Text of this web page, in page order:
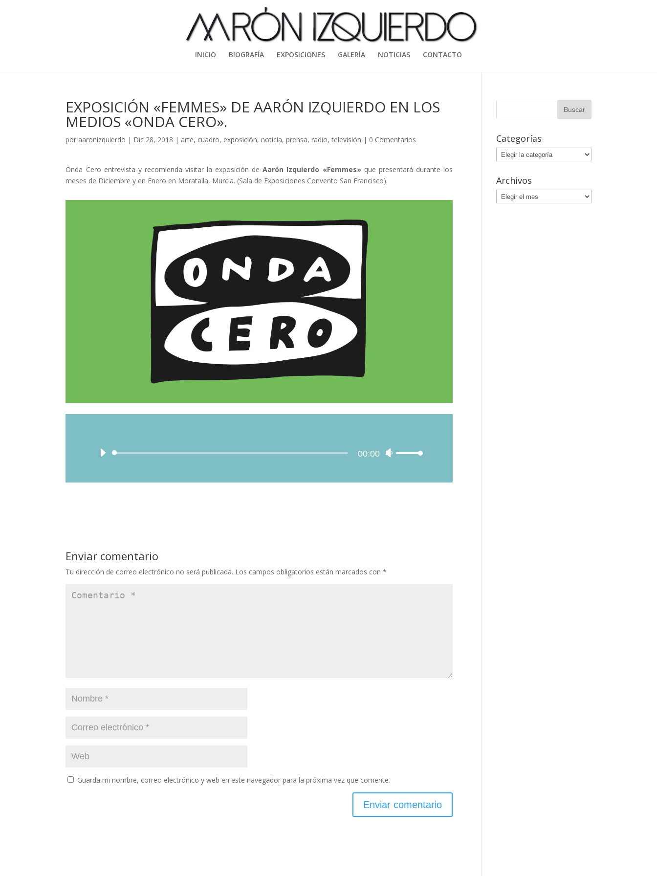
INICIO BIOGRAFÍA EXPOSICIONES GALERÍA NOTICIAS CONTACTO
EXPOSICIÓN «FEMMES» DE AARÓN IZQUIERDO EN LOS
MEDIOS «ONDA CERO».
por aaronizquierdo | Dic 28, 2018 | arte, cuadro, exposición,noticia,prensa,radio,televisión | 0 Comentarios
Onda Cero entrevista y recomienda visitar la exposición de Aarón Izquierdo «Femmes»que presentará durante los
meses de Diciembre y en Enero en Moratalla, Murcia. (Sala de Exposiciones Convento San Francisco).
de
00:00
Utiliza
Enviar comentario
Tu dirección de correo electrónico no será publicada. Los campos obligatorios están marcados con*
Guarda mi nombre, correo electrónico y web en este navegador para la próxima vez que comente.
Categorías
Categorías
Archivos
Archivos